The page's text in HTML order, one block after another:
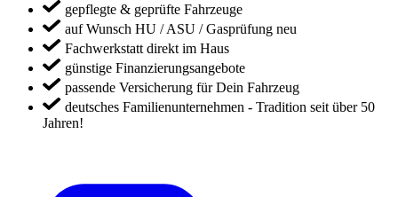
gepflegte & geprüfte Fahrzeuge
auf Wunsch HU / ASU / Gasprüfung neu
Fachwerkstatt direkt im Haus
günstige Finanzierungsangebote
passende Versicherung für Dein Fahrzeug
deutsches Familienunternehmen ‐ Tradition seit über 50
Jahren!